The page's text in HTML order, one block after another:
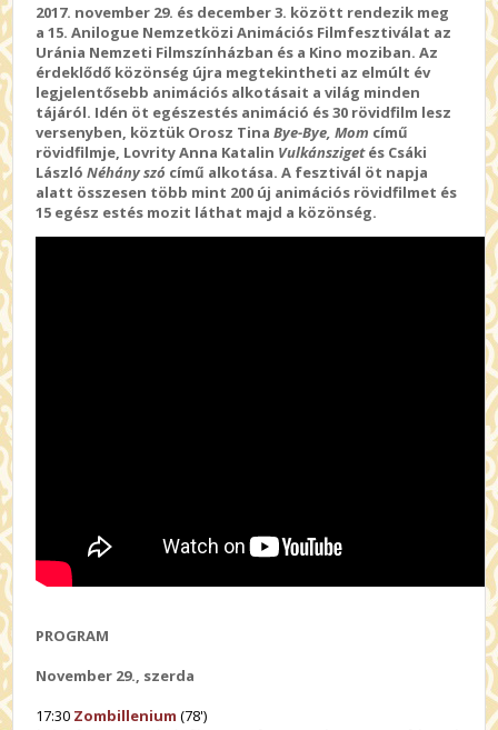
2017. november 29. és december 3. között rendezik meg
a 15. Anilogue Nemzetközi Animációs Filmfesztiválat az
Uránia Nemzeti Filmszínházban és a Kino moziban. Az
érdeklődő közönség újra megtekintheti az elmúlt év
legjelentősebb animációs alkotásait a világ minden
tájáról. Idén öt egészestés animáció és 30 rövidfilm lesz
versenyben, köztük Orosz TinaBye-Bye, Mom című
rövidfilmje, Lovrity Anna Katalin Vulkánszigetés Csáki
LászlóNéhány szó című alkotása. A fesztivál öt napja
alatt összesen több mint 200 új animációs rövidfilmet és
15 egész estés mozit láthat majd a közönség.
PROGRAM
November 29., szerda
17:30 Zombillenium (78')